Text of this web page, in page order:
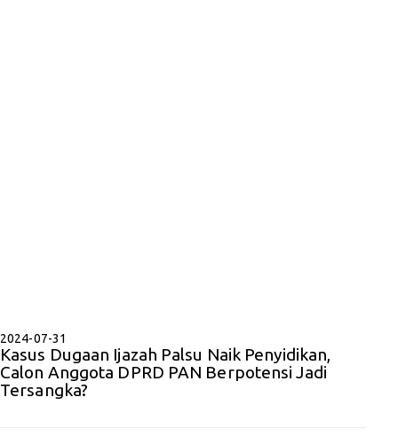
2024-07-31
Kasus Dugaan Ijazah Palsu Naik Penyidikan,
Calon Anggota DPRD PAN Berpotensi Jadi
Tersangka?